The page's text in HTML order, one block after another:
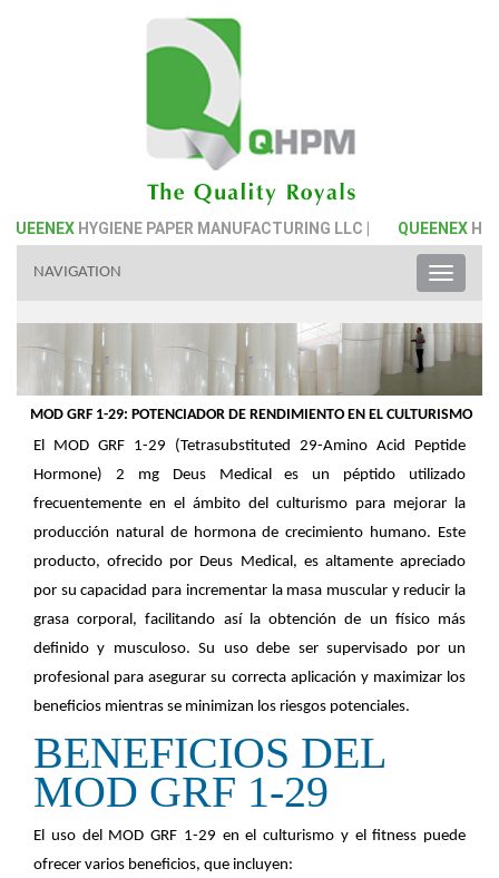
HYGIENE PAPER MANUFACTURING LLC | QUEENEX
Toggle
NAVIGATION
MOD GRF 1-29: POTENCIADOR DE RENDIMIENTO EN EL CULTURISMO
El MOD GRF 1-29 (Tetrasubstituted 29-Amino Acid Peptide
Hormone) 2 mg Deus Medical es un péptido utilizado
frecuentemente en el ámbito del culturismo para mejorar la
producción natural de hormona de crecimiento humano. Este
producto, ofrecido por Deus Medical, es altamente apreciado
por su capacidad para incrementar la masa muscular y reducir la
grasa corporal, facilitando así la obtención de un físico más
definido y musculoso. Su uso debe ser supervisado por un
profesional para asegurar su correcta aplicación y maximizar los
beneficios mientras se minimizan los riesgos potenciales.
BENEFICIOS DEL
MOD GRF 1-29
El uso del MOD GRF 1-29 en el culturismo y el fitness puede
ofrecer varios beneficios, que incluyen: